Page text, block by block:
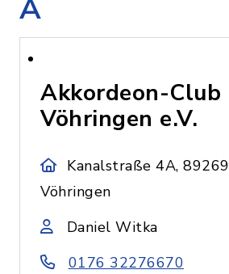
A
Akkordeon-Club
Vöhringen e.V.
Kanalstraße 4A, 89269
Vöhringen
Daniel Witka
0176 32276670